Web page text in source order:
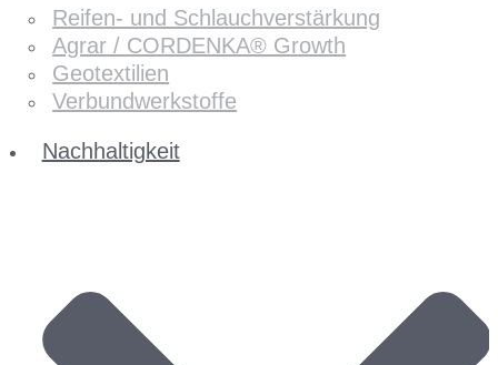
Reifen- und Schlauchverstärkung
Agrar / CORDENKA® Growth
Geotextilien
Verbundwerkstoffe
Nachhaltigkeit